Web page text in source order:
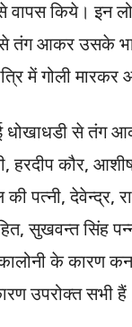
वापस किये। इन
तंग आकर उसके
में गोली मारकर
से तंग
हरदीप कौर,
पत्नी, देवेन्द्र,
सुखवन्त सिंह
के कारण
उपरोक्त सभी